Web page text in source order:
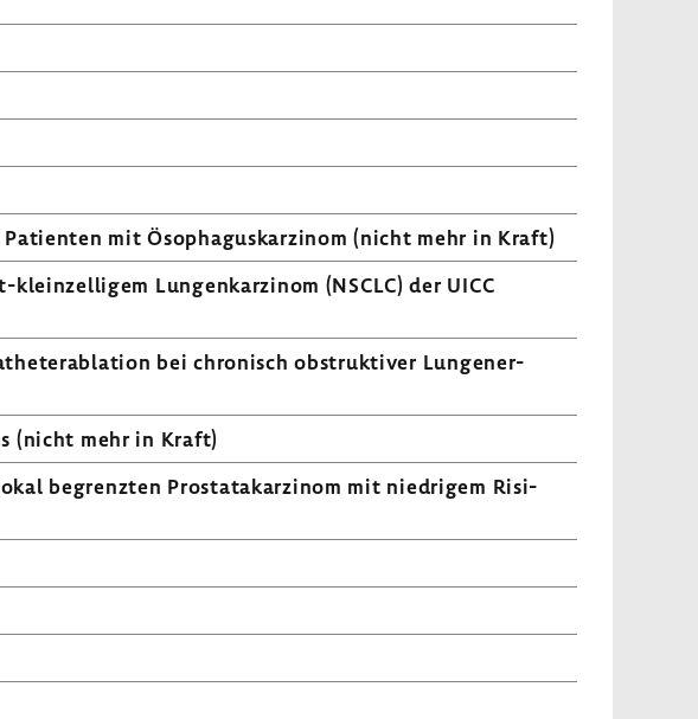
mit Ösopha­gus­kar­zinom (nicht mehr in Kraft)
Lungen­kar­zinom (NSCLC) der UICC
bei chro­nisch obstruk­tiver Lungen­er­
(nicht mehr in Kraft)
begrenzten Prostata­kar­zinom mit nied­rigem Risi­